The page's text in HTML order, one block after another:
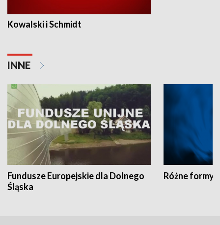
Kowalski i Schmidt
INNE
Fundusze Europejskie dla Dolnego
Śląska
Różne formy